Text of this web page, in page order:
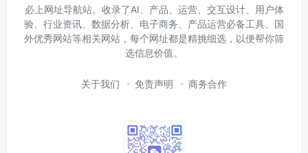
必上网址导航站。收录了AI、产品、运营、交互设计、用户体
验、行业资讯、数据分析、电子商务、产品运营必备工具、国
外优秀网站等相关网站，每个网址都是精挑细选，以便帮你筛
选信息价值。
关于我们 免责声明 商务合作